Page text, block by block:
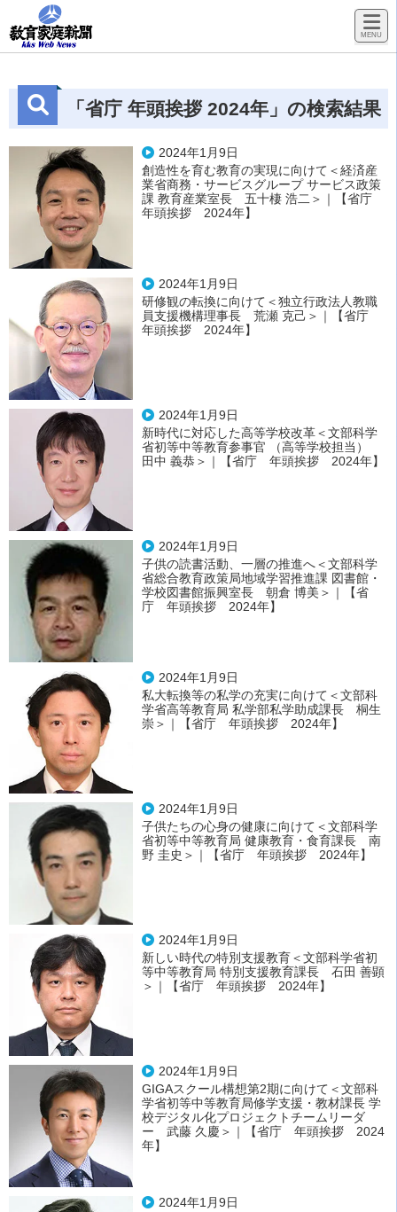
「省庁 年頭挨拶 2024年」の検索結果
: 18件
2024年1月9日
創造性を育む教育の実現に向けて＜経済産
業省商務・サービスグループ サービス政策
課 教育産業室長 五十棲 浩二＞｜【省庁
年頭挨拶 2024年】
2024年1月9日
研修観の転換に向けて＜独立行政法人教職
員支援機構理事長 荒瀬 克己＞｜【省庁
年頭挨拶 2024年】
2024年1月9日
新時代に対応した高等学校改革＜文部科学
省初等中等教育参事官 （高等学校担当）
田中 義恭＞｜【省庁 年頭挨拶 2024年】
2024年1月9日
子供の読書活動、一層の推進へ＜文部科学
省総合教育政策局地域学習推進課 図書館・
学校図書館振興室長 朝倉 博美＞｜【省
庁 年頭挨拶 2024年】
2024年1月9日
私大転換等の私学の充実に向けて＜文部科
学省高等教育局 私学部私学助成課長 桐生
崇＞｜【省庁 年頭挨拶 2024年】
2024年1月9日
子供たちの心身の健康に向けて＜文部科学
省初等中等教育局 健康教育・食育課長 南
野 圭史＞｜【省庁 年頭挨拶 2024年】
2024年1月9日
新しい時代の特別支援教育＜文部科学省初
等中等教育局 特別支援教育課長 石田 善顕
＞｜【省庁 年頭挨拶 2024年】
2024年1月9日
GIGAスクール構想第2期に向けて＜文部科
学省初等中等教育局修学支援・教材課長 学
校デジタル化プロジェクトチームリーダ
ー 武藤 久慶＞｜【省庁 年頭挨拶 2024
年】
2024年1月9日